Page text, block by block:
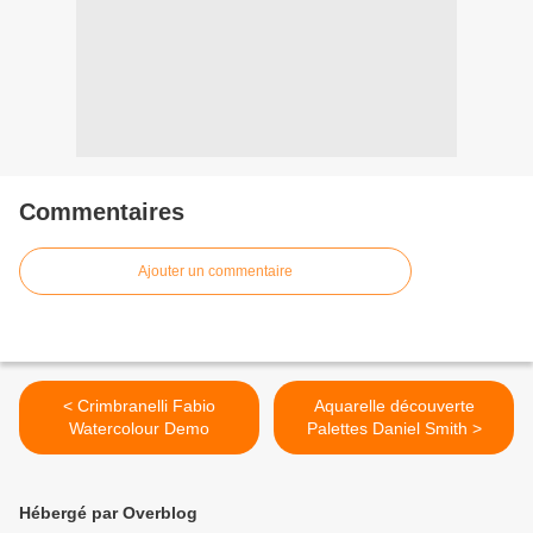
Commentaires
Ajouter un commentaire
< Crimbranelli Fabio
Watercolour Demo
Aquarelle découverte
Palettes Daniel Smith >
Hébergé par Overblog